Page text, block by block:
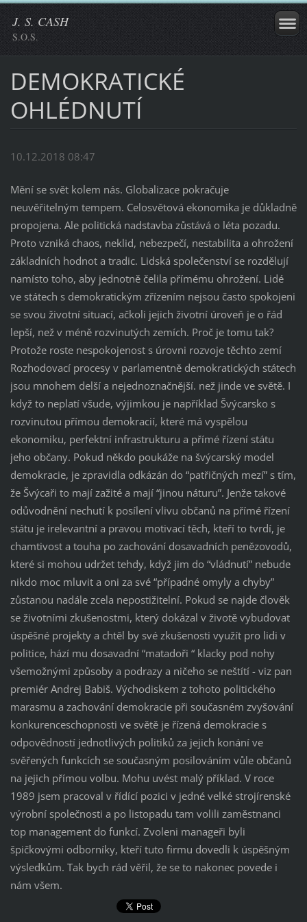
J. S. CASH
S.O.S.
DEMOKRATICKÉ
OHLÉDNUTÍ
10.12.2018 08:47
Mění se svět kolem nás. Globalizace pokračuje
neuvěřitelným tempem. Celosvětová ekonomika je důkladně
propojena. Ale politická nadstavba zůstává o léta pozadu.
Proto vzniká chaos, neklid, nebezpečí, nestabilita a ohrožení
základních hodnot a tradic. Lidská společenství se rozdělují
namísto toho, aby jednotně čelila přímému ohrožení. Lidé
ve státech s demokratickým zřízením nejsou často spokojeni
se svou životní situací, ačkoli jejich životní úroveň je o řád
lepší, než v méně rozvinutých zemích. Proč je tomu tak?
Protože roste nespokojenost s úrovni rozvoje těchto zemí
Rozhodovací procesy v parlamentně demokratických státech
jsou mnohem delší a nejednoznačnější. než jinde ve světě. I
když to neplatí všude, výjimkou je například Švýcarsko s
rozvinutou přímou demokracií, které má vyspělou
ekonomiku, perfektní infrastrukturu a přímé řízení státu
jeho občany. Pokud někdo poukáže na švýcarský model
demokracie, je zpravidla odkázán do “patřičných mezí” s tím,
že Švýcaři to mají zažité a mají “jinou náturu”. Jenže takové
odůvodnění nechutí k posílení vlivu občanů na přímé řízení
státu je irelevantní a pravou motivací těch, kteří to tvrdí, je
chamtivost a touha po zachování dosavadních penězovodů,
které si mohou udržet tehdy, když jim do “vládnutí” nebude
nikdo moc mluvit a oni za své “případné omyly a chyby”
zůstanou nadále zcela nepostižitelní. Pokud se najde člověk
se životními zkušenostmi, který dokázal v životě vybudovat
úspěšné projekty a chtěl by své zkušenosti využít pro lidi v
politice, hází mu dosavadní “matadoři “ klacky pod nohy
všemožnými způsoby a podrazy a ničeho se neštítí - viz pan
premiér Andrej Babiš. Východiskem z tohoto politického
marasmu a zachování demokracie při současném zvyšování
konkurenceschopnosti ve světě je řízená demokracie s
odpovědností jednotlivých politiků za jejich konání ve
svěřených funkcích se současným posilováním vůle občanů
na jejich přímou volbu. Mohu uvést malý příklad. V roce
1989 jsem pracoval v řídící pozici v jedné velké strojírenské
výrobní společnosti a po listopadu tam volili zaměstnanci
top management do funkcí. Zvoleni manageři byli
špičkovými odborníky, kteří tuto firmu dovedli k úspěšným
výsledkům. Tak bych rád věřil, že se to nakonec povede i
nám všem.